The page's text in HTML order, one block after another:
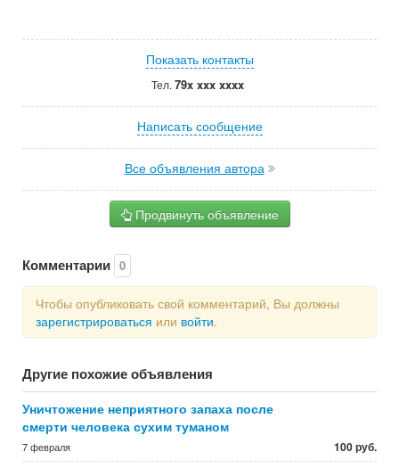
Показать контакты
Тел. 79x xxx xxxx
Написать сообщение
Все объявления автора
Продвинуть объявление
Комментарии 0
Чтобы опубликовать свой комментарий, Вы должны
зарегистрироваться или войти.
Другие похожие объявления
Уничтожение неприятного запаха после
смерти человека сухим туманом
7 февраля 100 руб.